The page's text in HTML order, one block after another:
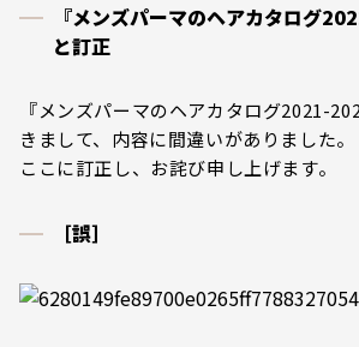
『メンズパーマのヘアカタログ
と訂正
『メンズパーマのヘアカタログ2021-
きまして、内容に間違いがありました。
ここに訂正し、お詫び申し上げます。
［誤］